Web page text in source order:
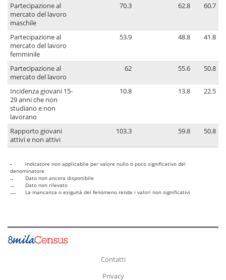
Partecipazione al
mercato del lavoro
maschile
70.3 62.8 60.7
Partecipazione al
mercato del lavoro
femminile
53.9 48.8 41.8
Partecipazione al
mercato del lavoro
62 55.6 50.8
Incidenza giovani 15-
29 anni che non
studiano e non
lavorano
10.8 13.8 22.5
Rapporto giovani
attivi e non attivi
103.3 59.8 50.8
-
Indicatore non applicabile per valore nullo o poco significativo del
denominatore
..
Dato non ancora disponibile
...
Dato non rilevato
....
La mancanza o esiguità del fenomeno rende i valori non significativi
Contatti
Privacy